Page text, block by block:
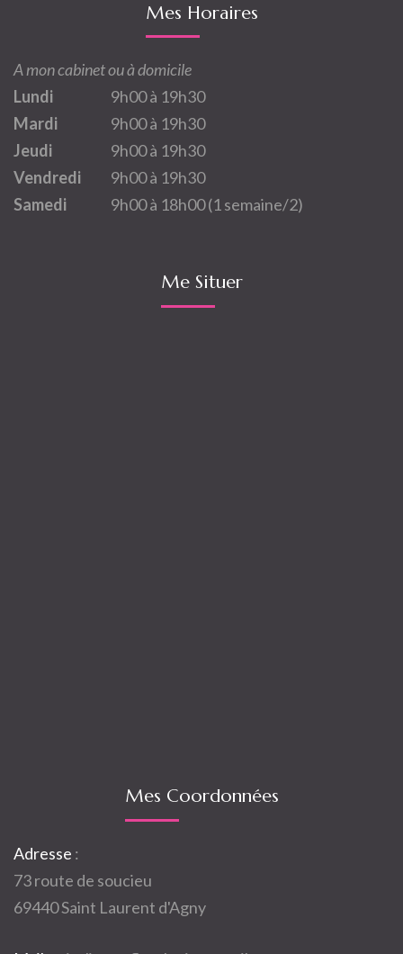
Mes Horaires
A mon cabinet ou à domicile
Lundi
9h00 à 19h30
Mardi
9h00 à 19h30
Jeudi
9h00 à 19h30
Vendredi
9h00 à 19h30
Samedi
9h00 à 18h00 (1 semaine/2)
Me Situer
Mes Coordonnées
Adresse :
73 route de soucieu
69440 Saint Laurent d'Agny